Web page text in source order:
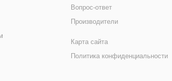
Вопрос-ответ
Производители
Карта сайта
Политика конфиденциальности